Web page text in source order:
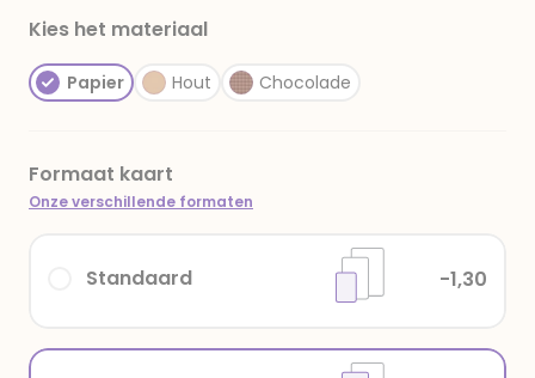
Kies het materiaal
Papier Hout Chocolade
Formaat kaart
Onze verschillende formaten
Standaard -1,30